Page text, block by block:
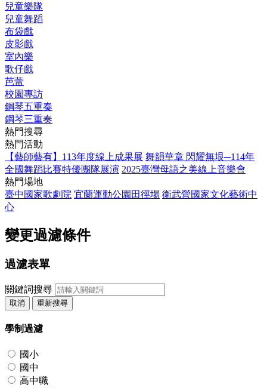
兒童樂隊
兒童舞蹈
布袋戲
皮影戲
室內樂
歌仔戲
芭蕾
校園專訪
鋼琴五重奏
鋼琴三重奏
熱門搜尋
熱門活動
【藝師藝有】113年度線上成果展 舞韻華章 閃耀無垠─114年
全國舞蹈比賽特優團隊展演 2025臺灣母語之美線上音樂會
熱門場地
臺中國家歌劇院 宜蘭運動公園田徑場 衛武營國家文化藝術中
心
變更過濾條件
過濾表單
關鍵詞搜尋
取消 重新搜尋
學制過濾
國小
國中
高中職